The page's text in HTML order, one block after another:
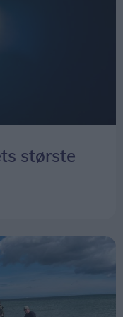
herhjemme.
for
og søfolk.
mening, at
ind på en
komme direkte
mere afslappet.
største